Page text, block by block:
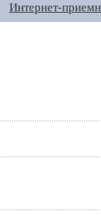
Интернет-